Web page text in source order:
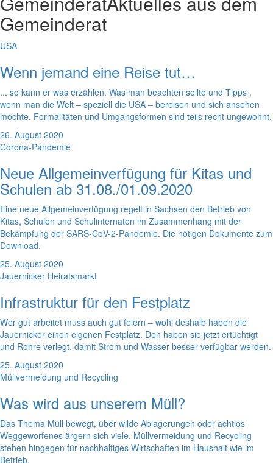
Gemeinderat
USA
Wenn jemand eine Reise tut…
... so kann er was erzählen. Was man beachten sollte und Tipps ,
wenn man die Welt – speziell die USA – bereisen und sich ansehen
möchte. Formalitäten und Umgangsformen sind teils recht ungewohnt.
26. August 2020
Corona-Pandemie
Neue Allgemeinverfügung für Kitas und
Schulen ab 31.08./01.09.2020
Eine neue Allgemeinverfügung regelt in Sachsen den Betrieb von
Kitas, Schulen und Schulinternaten im Zusammenhang mit der
Bekämpfung der SARS-CoV-2-Pandemie. Die nötigen Dokumente zum
Download.
25. August 2020
Jauernicker Heiratsmarkt
Infrastruktur für den Festplatz
Wer gut arbeitet muss auch gut feiern – wohl deshalb haben die
Jauernicker einen eigenen Festplatz. Den haben sie jetzt ertüchtigt
und Rohre verlegt, damit Strom und Wasser besser verfügbar werden.
25. August 2020
Müllvermeidung und Recycling
Was wird aus unserem Müll?
Das Thema Müll bewegt, über wilde Ablagerungen oder achtlos
Weggeworfenes ärgern sich viele. Müllvermeidung und Recycling
stehen hingegen für nachhaltiges Wirtschaften im Haushalt wie im
Betrieb.